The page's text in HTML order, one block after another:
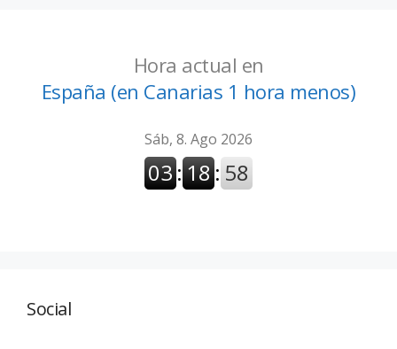
Hora actual en
España (en Canarias 1 hora menos)
Social